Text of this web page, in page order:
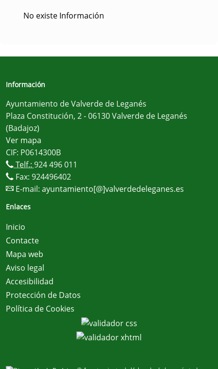
No existe Información
Información
Ayuntamiento de Valverde de Leganés
Plaza Constitución, 2 - 06130 Valverde de Leganés
(Badajoz)
Ver mapa
CIF: P0614300B
Telf.: 924 496 011
Fax: 924496402
E-mail: ayuntamiento[@]valverdedeleganes.es
Enlaces
Inicio
Contacte
Mapa web
Aviso legal
Accesibilidad
Protección de Datos
Política de Cookies